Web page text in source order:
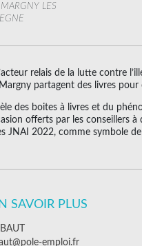
LES
relais de la lutte contre
partagent des livres
des boites à livres et du
offerts par les conseillers
JNAI 2022, comme symbole
SAVOIR PLUS
emploi.fr